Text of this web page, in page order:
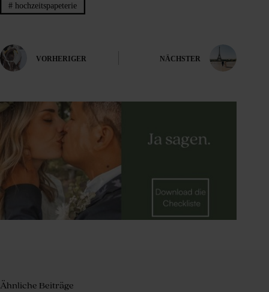
#hochzeitspapeterie
VORHERIGER NÄCHSTER
Ähnliche Beiträge